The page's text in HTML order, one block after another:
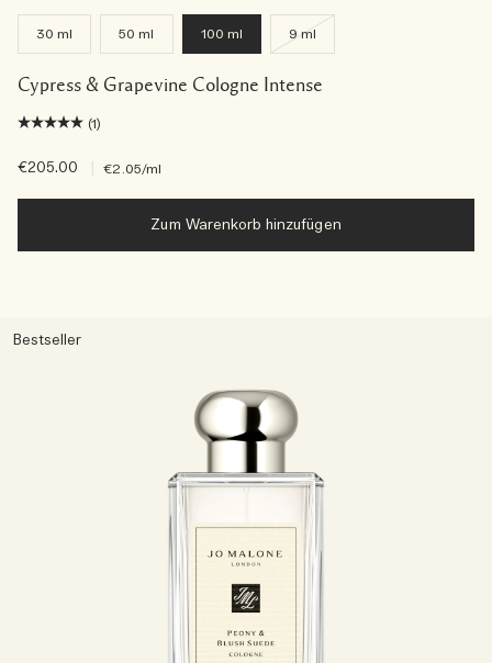
30 ml 50 ml 100 ml 9 ml
Cypress & Grapevine Cologne Intense
(1)
€205.00 €2.05/ml
Zum Warenkorb hinzufügen
Bestseller